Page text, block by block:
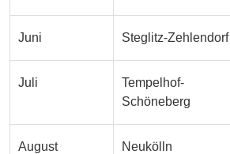
Juni Steglitz-Zehlendorf
Juli
Tempelhof-
Schöneberg
August Neukölln